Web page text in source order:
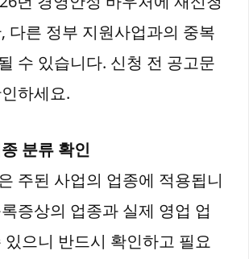
다른 정부 지원사업과의 중복
수 있습니다. 신청 전 공고문
하세요.
분류 확인
주된 사업의 업종에 적용됩니
증상의 업종과 실제 영업 업
있으니 반드시 확인하고 필요